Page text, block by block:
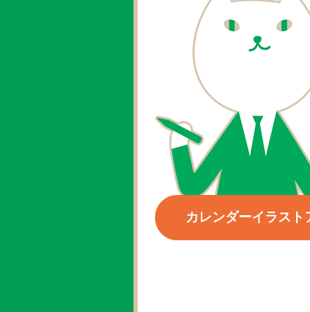
カレンダーイラスト